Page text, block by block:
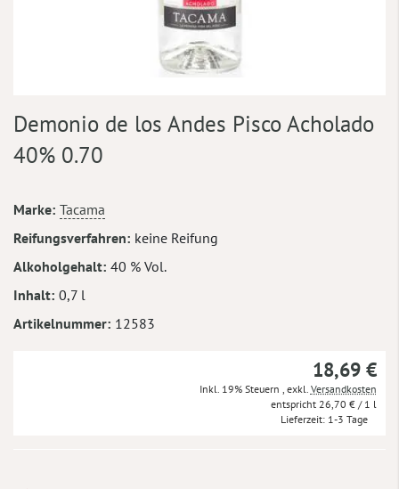
Anfang
der
Bildergalerie
Demonio de los Andes Pisco Acholado
40% 0.70
Mehr
Informationen
Marke Tacama
Reifungsverfahren keine Reifung
Alkoholgehalt 40 % Vol.
Inhalt 0,7 l
Artikelnummer 12583
18,69 €
Inkl. 19% Steuern exkl. Versandkosten
26,70 € / 1 l
Lieferzeit 1-3 Tage